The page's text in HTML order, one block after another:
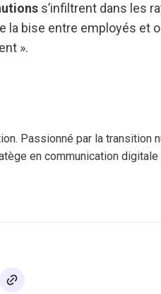
s’infiltrent dans les
la bise entre employés et
».
Passionné par la transition
en communication digitale